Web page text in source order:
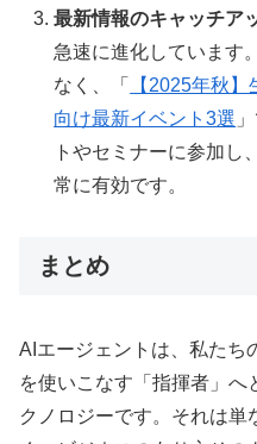
最新情報のキャッチア
急速に進化しています
なく、「
【2025年秋
向け最新イベント3選
トやセミナーに参加し
常に有効です。
まとめ
AIエージェントは、私たち
を使いこなす「指揮者」へ
クノロジーです。それは単